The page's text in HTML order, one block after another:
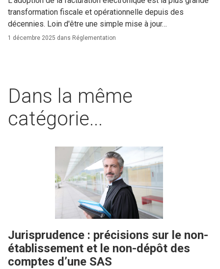
transformation fiscale et opérationnelle depuis des
décennies. Loin d'être une simple mise à jour…
1 décembre 2025 dans Réglementation
Dans la même
catégorie...
Jurisprudence : précisions sur le non-
établissement et le non-dépôt des
comptes d’une SAS